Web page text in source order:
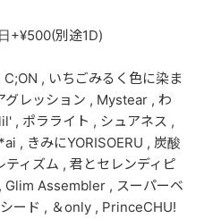
+¥500(別途1D)
, いちごみるく色に染ま
グレッション , Mystear , わ
, ポラライト , シュアネス ,
, きみにYORISOERU , 炭酸
ィズム , 君とセレンディピ
Glim Assembler , スーパーベ
ード , ＆only , PrinceCHU!